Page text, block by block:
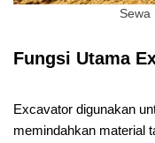
Sewa
Fungsi Utama
Excavator digunakan
memindahkan material